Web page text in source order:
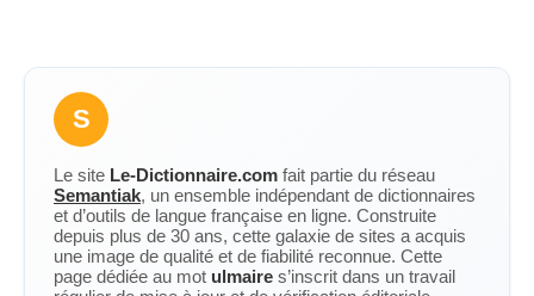
S
Le site Le-Dictionnaire.com fait partie du réseau
Semantiak, un ensemble indépendant de dictionnaires
et d’outils de langue française en ligne. Construite
depuis plus de 30 ans, cette galaxie de sites a acquis
une image de qualité et de fiabilité reconnue. Cette
page dédiée au mot ulmaire s’inscrit dans un travail